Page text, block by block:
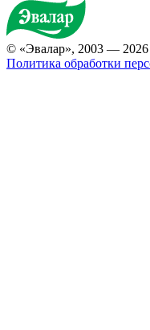
© «Эвалар», 2003 — 2026
Политика обработки